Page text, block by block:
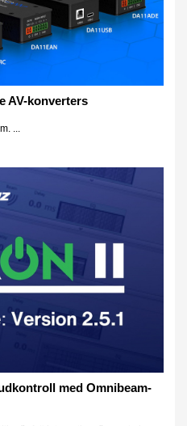
AV-konverters
...
med Omnibeam-